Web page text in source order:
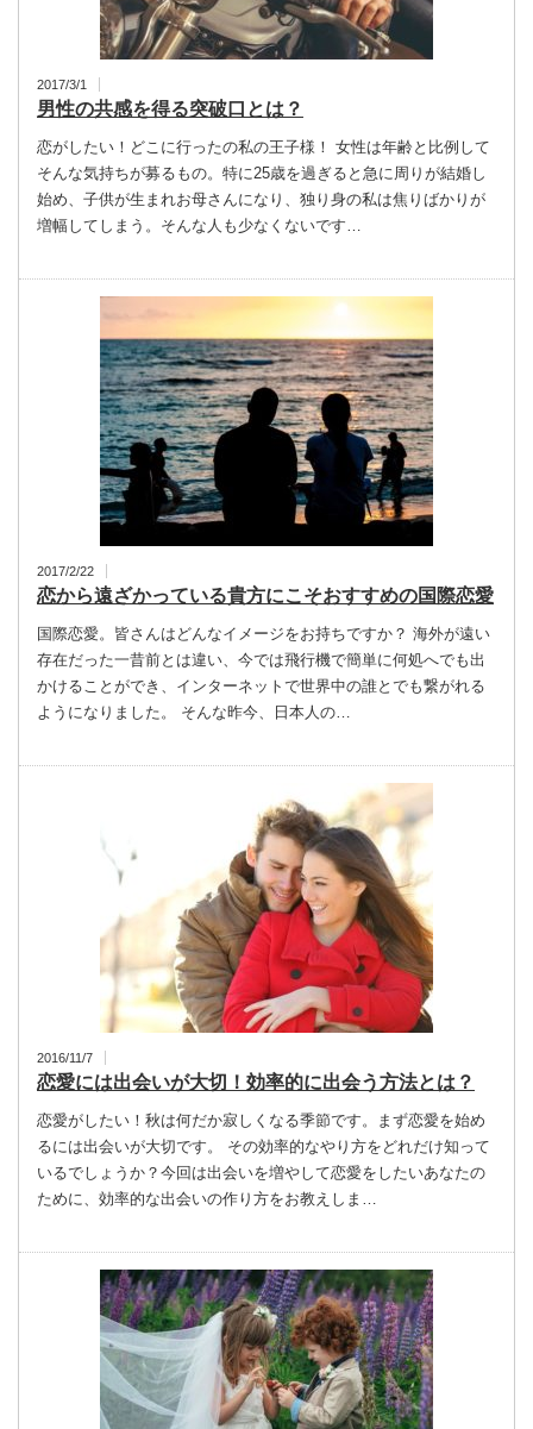
2017/3/1
男性の共感を得る突破口とは？
恋がしたい！どこに行ったの私の王子様！ 女性は年齢と比例して
そんな気持ちが募るもの。特に25歳を過ぎると急に周りが結婚し
始め、子供が生まれお母さんになり、独り身の私は焦りばかりが
増幅してしまう。そんな人も少なくないです…
2017/2/22
恋から遠ざかっている貴方にこそおすすめの国際恋愛
国際恋愛。皆さんはどんなイメージをお持ちですか？ 海外が遠い
存在だった一昔前とは違い、今では飛行機で簡単に何処へでも出
かけることができ、インターネットで世界中の誰とでも繋がれる
ようになりました。 そんな昨今、日本人の…
2016/11/7
恋愛には出会いが大切！効率的に出会う方法とは？
恋愛がしたい！秋は何だか寂しくなる季節です。まず恋愛を始め
るには出会いが大切です。 その効率的なやり方をどれだけ知って
いるでしょうか？今回は出会いを増やして恋愛をしたいあなたの
ために、効率的な出会いの作り方をお教えしま…